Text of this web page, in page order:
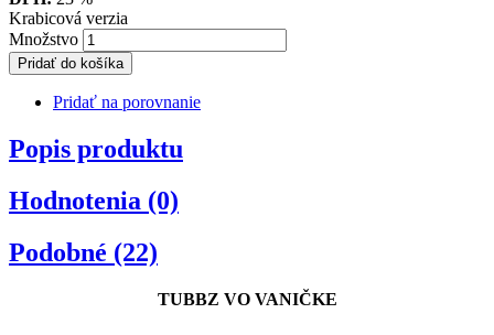
Krabicová verzia
Množstvo
Pridať do košíka
Pridať na porovnanie
Popis produktu
Hodnotenia (0)
Podobné (22)
TUBBZ VO VANIČKE